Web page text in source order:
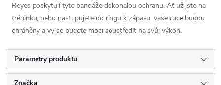
Reyes poskytují tyto bandáže dokonalou ochranu. Ať už jste na
tréninku, nebo nastupujete do ringu k zápasu, vaše ruce budou
chráněny a vy se budete moci soustředit na svůj výkon.
Parametry produktu
Značka